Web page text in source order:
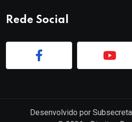
Rede Social
Desenvolvido por